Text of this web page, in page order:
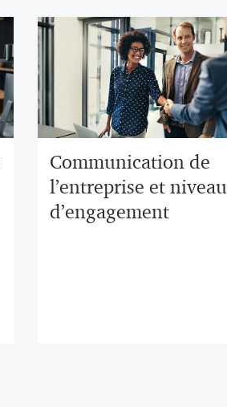
Communication de
l’entreprise et niveau
d’engagement